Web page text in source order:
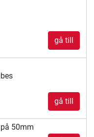
gå till
gå till
50mm